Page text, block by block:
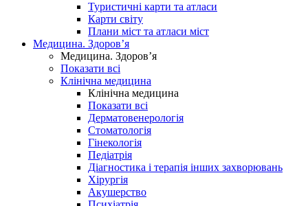
Туристичні карти та атласи
Карти світу
Плани міст та атласи міст
Медицина. Здоров’я
Медицина. Здоров’я
Показати всі
Клінічна медицина
Клінічна медицина
Показати всі
Дерматовенерологія
Стоматологія
Гінекологія
Педіатрія
Діагностика і терапія інших захворювань
Хірургія
Акушерство